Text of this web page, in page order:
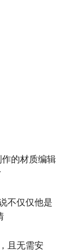
的材质编辑
不仅仅他是
且无需安